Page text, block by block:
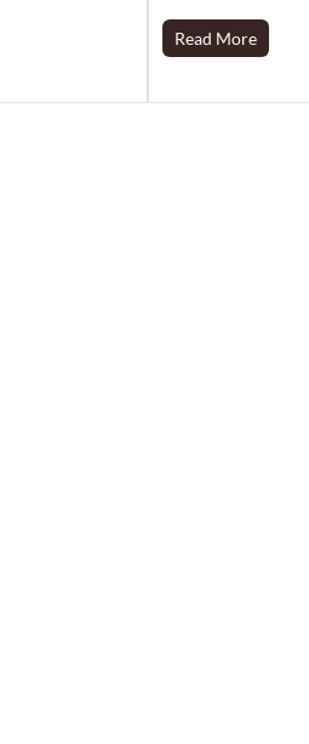
Read More